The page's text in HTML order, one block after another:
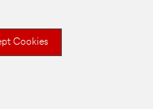
Cookies